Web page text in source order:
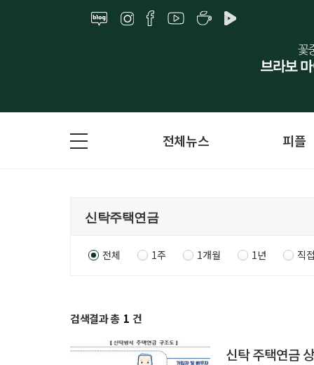
전체뉴스 피플
전체 1주 1개월 1년 직
검색결과 총 1 건
신탁 주택연금